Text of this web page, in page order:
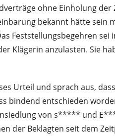
ohne Einholung
bekannt hätte
Feststellungsbegehren
Klägerin anzulasten. Sie
Urteil und sprach aus,
bindend entschieden
von s***** und
der Beklagten seit dem